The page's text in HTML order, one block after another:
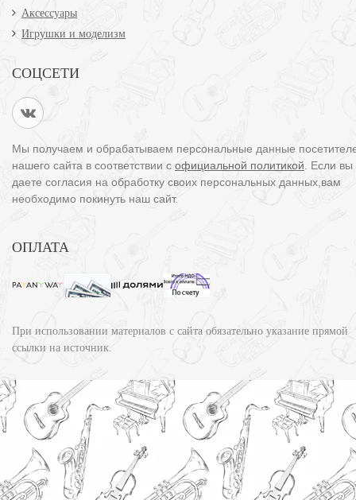
Аксессуары
Игрушки и моделизм
СОЦСЕТИ
Мы получаем и обрабатываем персональные данные
нашего сайта в соответствии с официальной политикой . Если
даете согласия на обработку своих персональных данных,вам
необходимо покинуть наш сайт.
ОПЛАТА
При использовании материалов с сайта обязательно указание прямой
ссылки на источник.